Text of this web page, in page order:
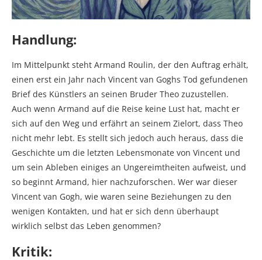
Handlung:
Im Mittelpunkt steht Armand Roulin, der den Auftrag erhält,
einen erst ein Jahr nach Vincent van Goghs Tod gefundenen
Brief des Künstlers an seinen Bruder Theo zuzustellen.
Auch wenn Armand auf die Reise keine Lust hat, macht er
sich auf den Weg und erfährt an seinem Zielort, dass Theo
nicht mehr lebt. Es stellt sich jedoch auch heraus, dass die
Geschichte um die letzten Lebensmonate von Vincent und
um sein Ableben einiges an Ungereimtheiten aufweist, und
so beginnt Armand, hier nachzuforschen. Wer war dieser
Vincent van Gogh, wie waren seine Beziehungen zu den
wenigen Kontakten, und hat er sich denn überhaupt
wirklich selbst das Leben genommen?
Kritik: